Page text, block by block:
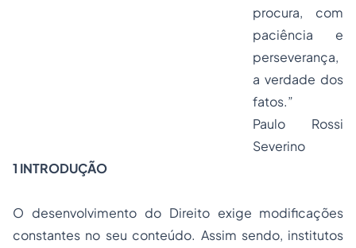
procura, com
paciência e
perseverança,
a verdade dos
fatos.”
Paulo Rossi
Severino
1 INTRODUÇÃO
O desenvolvimento do Direito exige modificações
constantes no seu conteúdo. Assim sendo, institutos